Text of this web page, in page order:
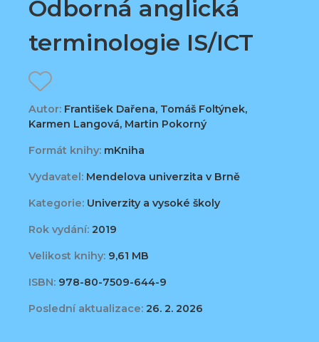
Odborná anglická
terminologie IS/ICT
Autor: František Dařena, Tomáš Foltýnek,
Karmen Langová, Martin Pokorný
Formát knihy: mKniha
Vydavatel: Mendelova univerzita v Brně
Kategorie: Univerzity a vysoké školy
Rok vydání: 2019
Velikost knihy: 9,61 MB
ISBN: 978-80-7509-644-9
Poslední aktualizace: 26. 2. 2026